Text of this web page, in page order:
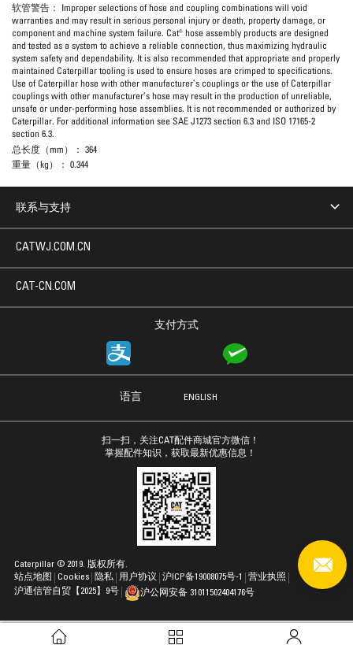
软管警告： Improper selections of hose and coupling combinations will void
warranties and may result in serious personal injury or death, property damage, or
component and machine system failure. Cat® hose assembly products are designed
and tested as a system to achieve a reliable connection, thus maximizing hydraulic
system safety and dependability. It is also recommended that appropriate and properly
maintained Caterpillar tooling is used to ensure hoses are crimped to specifications.
Use of Caterpillar hose with other manufacturer’s couplings or the use of Caterpillar
couplings with other manufacturer’s hose may result in the production of unreliable,
unsafe or under-performing hose assemblies. It is not recommended or authorized by
Caterpillar. For additional information see SAE J1273 section 6.3 and ISO 17165-2
section 6.3.
总长度（mm）： 364
重量（kg）： 0.344
联系与支持
支付方式
CATWJ.COM.CN
CAT-CN.COM
语言 ENGLISH
扫一扫，关注CAT配件商城官方微信！
掌握配件知识，获取最新优惠信息！
站点地图 Cookies 隐私 用户协议
Caterpillar © 2019. 版权所有.
沪ICP备19008075号-1
营业执照
沪通信管自贸【2025】9号
沪公网安备 31011502404176号